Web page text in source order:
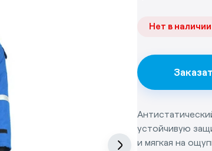
Нет в наличии
устойчивую
и мягкая на